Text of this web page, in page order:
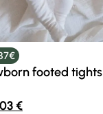
footed tights
€